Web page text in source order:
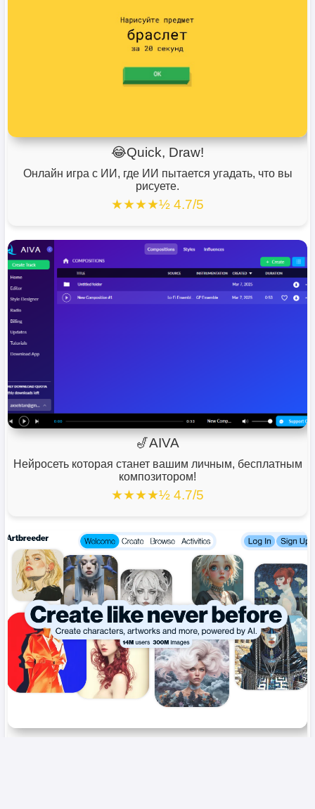
😂Quick, Draw!
Онлайн игра с ИИ, где ИИ пытается угадать, что вы
рисуете.
★★★★½ 4.7/5
🎷AIVA
Нейросеть которая станет вашим личным, бесплатным
композитором!
★★★★½ 4.7/5